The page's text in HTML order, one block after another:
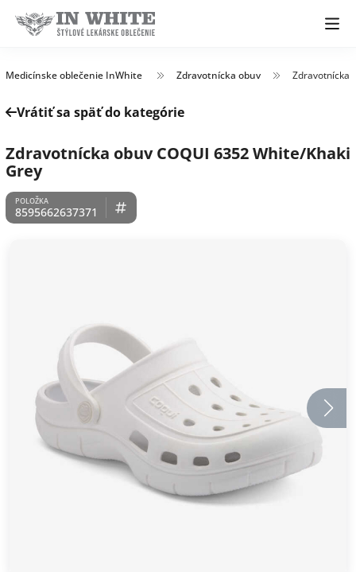
Medicínske oblečenie InWhite Zdravotnícka obuv Zdravotnícka
Vrátiť sa späť do kategórie
Zdravotnícka obuv COQUI 6352 White/Khaki
Grey
8595662637371